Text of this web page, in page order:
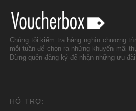
Chúng tôi kiểm tra hàng nghìn chương
mỗi tuần để chọn ra những khuyến mãi
Đừng quên đăng ký để nhận những ưu
HỖ TRỢ: